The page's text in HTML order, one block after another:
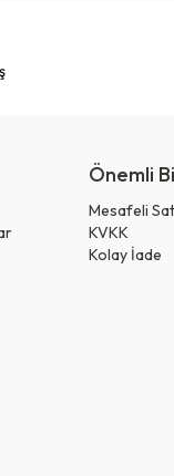
Önemli
Mesafeli
KVKK
Kolay İade